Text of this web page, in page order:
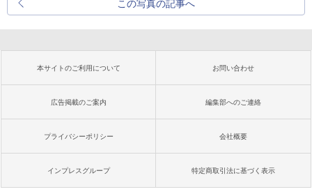
この写真の記事へ
本サイトのご利用について お問い合わせ
広告掲載のご案内 編集部へのご連絡
プライバシーポリシー 会社概要
インプレスグループ 特定商取引法に基づく表示